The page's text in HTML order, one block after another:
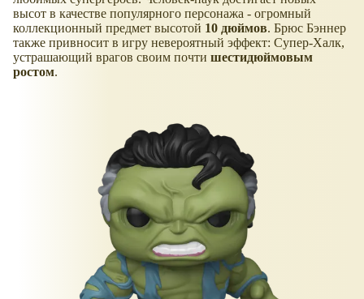
высот в качестве популярного персонажа - огромный
коллекционный предмет высотой 10 дюймов. Брюс Бэннер
также привносит в игру невероятный эффект: Супер-Халк,
устрашающий врагов своим почти шестидюймовым
ростом.